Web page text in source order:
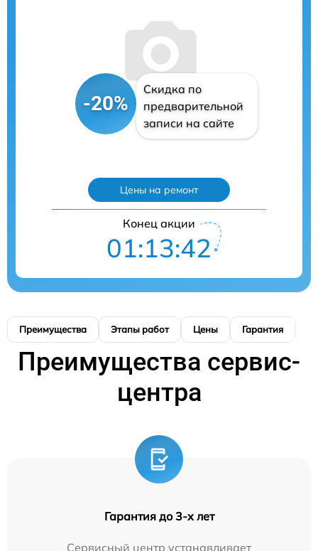
-20%
Скидка по
предварительной
записи на сайте
Цены на ремонт
Конец акции
01:13:41
Преимущества Этапы работ Цены Гарантия
Преимущества сервис-
центра
Гарантия до 3-х лет
Сервисный центр устанавливает